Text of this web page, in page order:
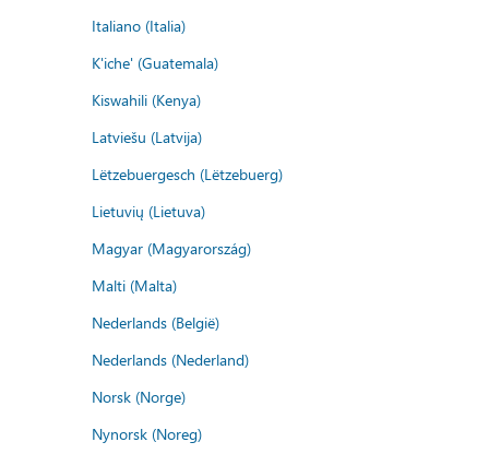
Italiano (Italia)
K'iche' (Guatemala)
Kiswahili (Kenya)
Latviešu (Latvija)
Lëtzebuergesch (Lëtzebuerg)
Lietuvių (Lietuva)
Magyar (Magyarország)
Malti (Malta)
Nederlands (België)
Nederlands (Nederland)
Norsk (Norge)
Nynorsk (Noreg)